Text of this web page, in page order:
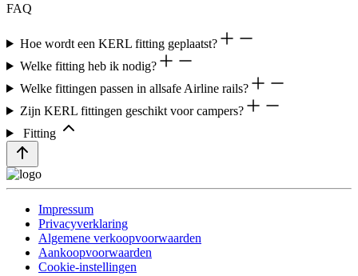
FAQ
Hoe wordt een KERL fitting geplaatst?
Welke fitting heb ik nodig?
Welke fittingen passen in allsafe Airline rails?
Zijn KERL fittingen geschikt voor campers?
Fitting
Impressum
Privacyverklaring
Algemene verkoopvoorwaarden
Aankoopvoorwaarden
Cookie-instellingen